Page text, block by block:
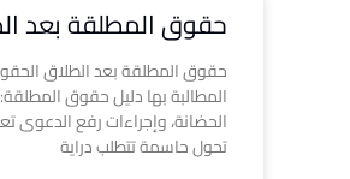
حقوق المطلقة بعد
حقوق المطلقة بعد الطلاق
المطالبة بها دليل حقوق
الحضانة، وإجراءات رفع الدعوى
تحول حاسمة تتطلب دراية